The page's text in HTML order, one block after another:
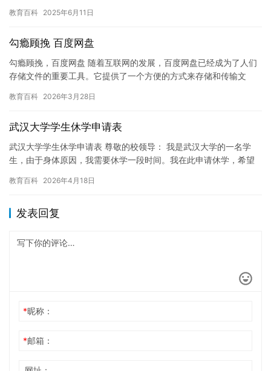
然而…
教育百科 2025年6月11日
勾瘾顾挽 百度网盘
勾瘾顾挽，百度网盘 随着互联网的发展，百度网盘已经成为了人们
存储文件的重要工具。它提供了一个方便的方式来存储和传输文
度网盘…
教育百科 2026年3月28日
武汉大学学生休学申请表
武汉大学学生休学申请表 尊敬的校领导： 我是武汉大学的一名学
生，由于身体原因，我需要休学一段时间。我在此申请休学，希望
教育百科 2026年4月18日
发表回复
*昵称：
*邮箱：